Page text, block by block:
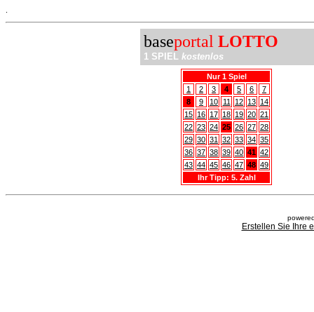
baseportal LOTTO
1 SPIEL kostenlos
Nur 1 Spiel
1
2 3 4 5 6
7
8
9 10 11 12 13 14
15 16 17 18 19 20 21
22 23 24 25 26 27 28
29 30 31 32 33 34 35
36 37 38 39 40 41 42
43 44 45 46 47 48 49
Ihr Tipp: 5. Zahl
Erstellen Sie Ihre